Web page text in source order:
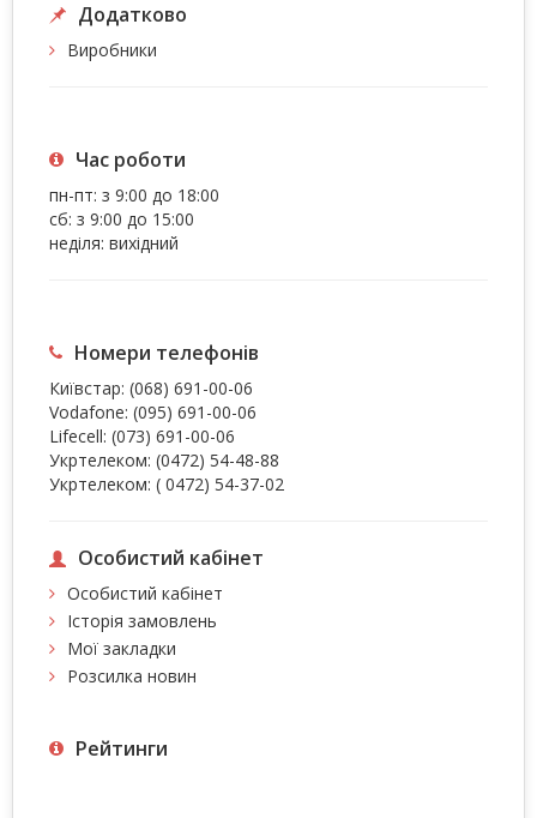
Додатково
Виробники
Час роботи
пн-пт: з 9:00 до 18:00
сб: з 9:00 до 15:00
неділя: вихідний
Номери телефонів
Київстар: (068) 691-00-06
Vodafone: (095) 691-00-06
Lifecell: (073) 691-00-06
Укртелеком: (0472) 54-48-88
Укртелеком: ( 0472) 54-37-02
Особистий кабінет
Особистий кабінет
Історія замовлень
Мої закладки
Розсилка новин
Рейтинги